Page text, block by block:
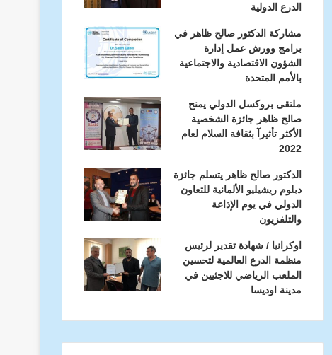
الدرع الدولية
مشاركة الدكتور صالح ظاهر في
برامج وورش عمل إدارة
الشؤون الاقتصادية والاجتماعية
بالأمم المتحدة
ملتقى بروكسل الدولي يمنح
صالح ظاهر جائزة الشخصية
الأكثر تأثيرآ بثقافة السلام لعام
2022
الدكتور صالح ظاهر يتسلم جائزة
دبلوم ريشيليو الألمانية للتعاون
الدولي في يوم الإذاعة
والتلفزيون
اوكرانيا / شهادة تقدير لرئيس
منظمة الدرع العالمية لتحسين
الملعب الرياضي للاجئيين في
مدينة اوديسا